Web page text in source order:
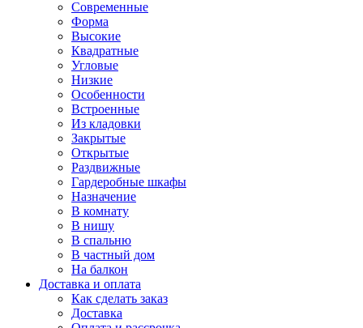
Современные
Форма
Высокие
Квадратные
Угловые
Низкие
Особенности
Встроенные
Из кладовки
Закрытые
Открытые
Раздвижные
Гардеробные шкафы
Назначение
В комнату
В нишу
В спальню
В частный дом
На балкон
Доставка и оплата
Как сделать заказ
Доставка